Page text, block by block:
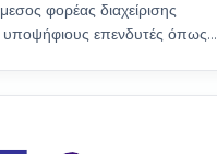
φορέας διαχείρισης
υποψήφιους επενδυτές όπως…